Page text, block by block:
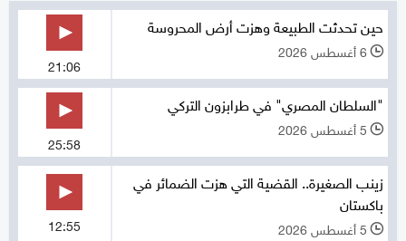
حين تحدثت الطبيعة وهزت أرض المحروسة
l 6 أغسطس 2026
21:06
"السلطان المصري" في طرابزون التركي
l 5 أغسطس 2026
25:58
زينب الصغيرة.. القضية التي هزت الضمائر في
باكستان
l 5 أغسطس 2026 12:55